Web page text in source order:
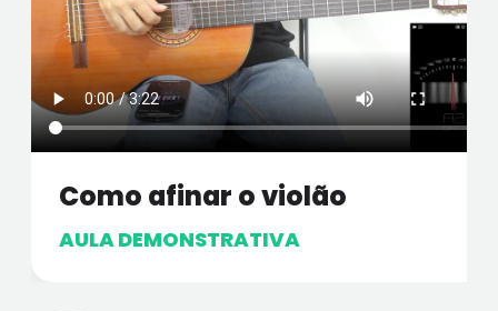
Como afinar o violão
AULA DEMONSTRATIVA